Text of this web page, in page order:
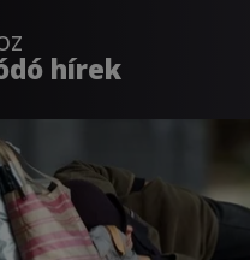
hírek